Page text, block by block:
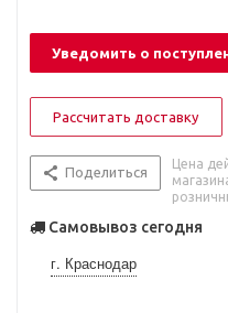
Уведомить о
Рассчитать доставку
Поделиться
Цена
Самовывоз сегодня
г. Краснодар